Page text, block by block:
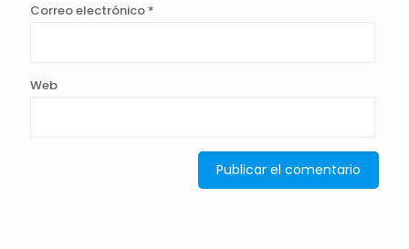
Correo electrónico *
Web